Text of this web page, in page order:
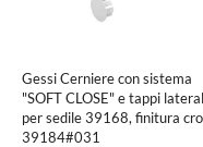
Gessi Cerniere con sistema
"SOFT CLOSE" e tappi
per sedile 39168, finitura
39184#031